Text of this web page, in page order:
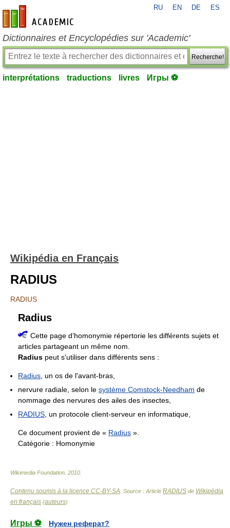
fr-academic.com
RU EN DE ES
Dictionnaires et Encyclopédies sur 'Academic'
Recherche!
interprétations traductions livres Игры ⚽
Wikipédia en Français
RADIUS
RADIUS
Radius
Cette page d’homonymie répertorie les différents sujets et
articles partageant un même nom.
Radius peut s'utiliser dans différents sens :
Radius , un os de l'avant-bras,
nervure radiale, selon le système Comstock-Needham de
nommage des nervures des ailes des insectes,
RADIUS , un protocole client-serveur en informatique,
Ce document provient de « Radius ».
Catégorie : Homonymie
Wikimedia Foundation 2010
Contenu soumis à la licence CC-BY-SA . Source : Article RADIUS de Wikipédia
en français (auteurs)
Игры ⚽
Нужен реферат?